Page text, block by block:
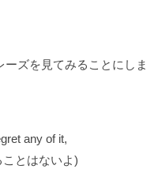
ズを見てみることにしま
any of it,
とはないよ)